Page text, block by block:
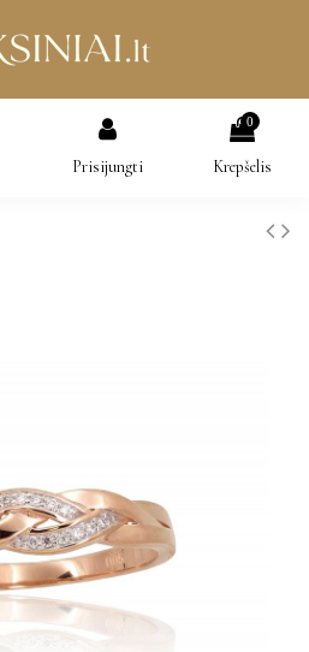
Prisijungti
0
Krepšelis